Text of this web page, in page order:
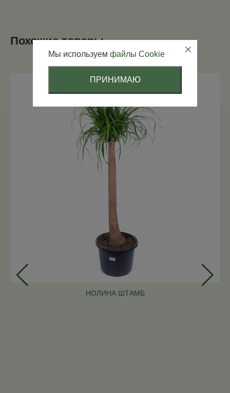
Похожие товары
НОЛИНА ШТАМБ
Мы используем файлы Cookie
ПРИНИМАЮ